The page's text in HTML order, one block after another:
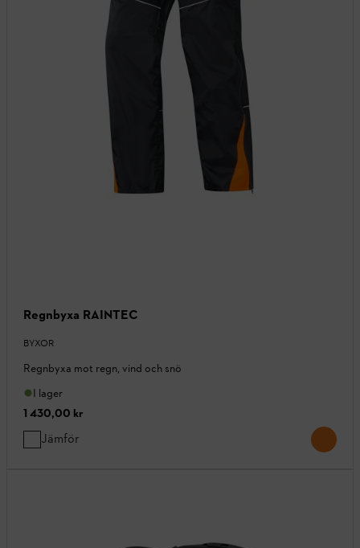
Regnbyxa RAINTEC
BYXOR
Regnbyxa mot regn, vind och snö
I lager
1 430,00 kr
Jämför